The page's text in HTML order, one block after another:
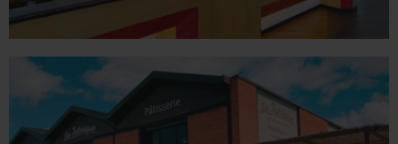
VALENCE
1 place du Champ de Mars - 26000 Valence